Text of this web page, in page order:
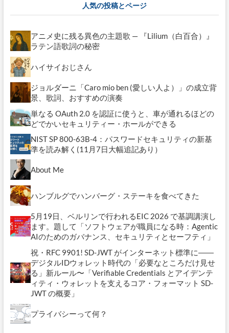
ブ
人気の投稿とページ
アニメ史に残る異色の主題歌 — 『Lilium（白百合）』
ラテン語歌詞の秘密
ハイサイおじさん
ジョルダーニ「Caro mio ben (愛しい人よ）」の成立背
景、歌詞、おすすめの演奏
単なる OAuth 2.0 を認証に使うと、車が通れるほどの
どでかいセキュリティー・ホールができる
NIST SP 800-63B-4：パスワードセキュリティの新基
準を読み解く(11月7日大幅追記あり）
About Me
ハンブルグでハンバーグ・ステーキを食べてきた
5月19日、ベルリンで行われるEIC 2026 で基調講演し
ます。題して「ソフトウェアが職員になる時：Agentic
AIのためのガバナンス、セキュリティとセーフティ」
祝・RFC 9901! SD-JWT がインターネット標準に――
デジタルIDウォレット時代の「必要なところだけ見せ
る」新ルール〜「Verifiable Credentials とアイデンテ
ィティ・ウォレットを支えるコア・フォーマット SD-
JWT の概要」
プライバシーって何？